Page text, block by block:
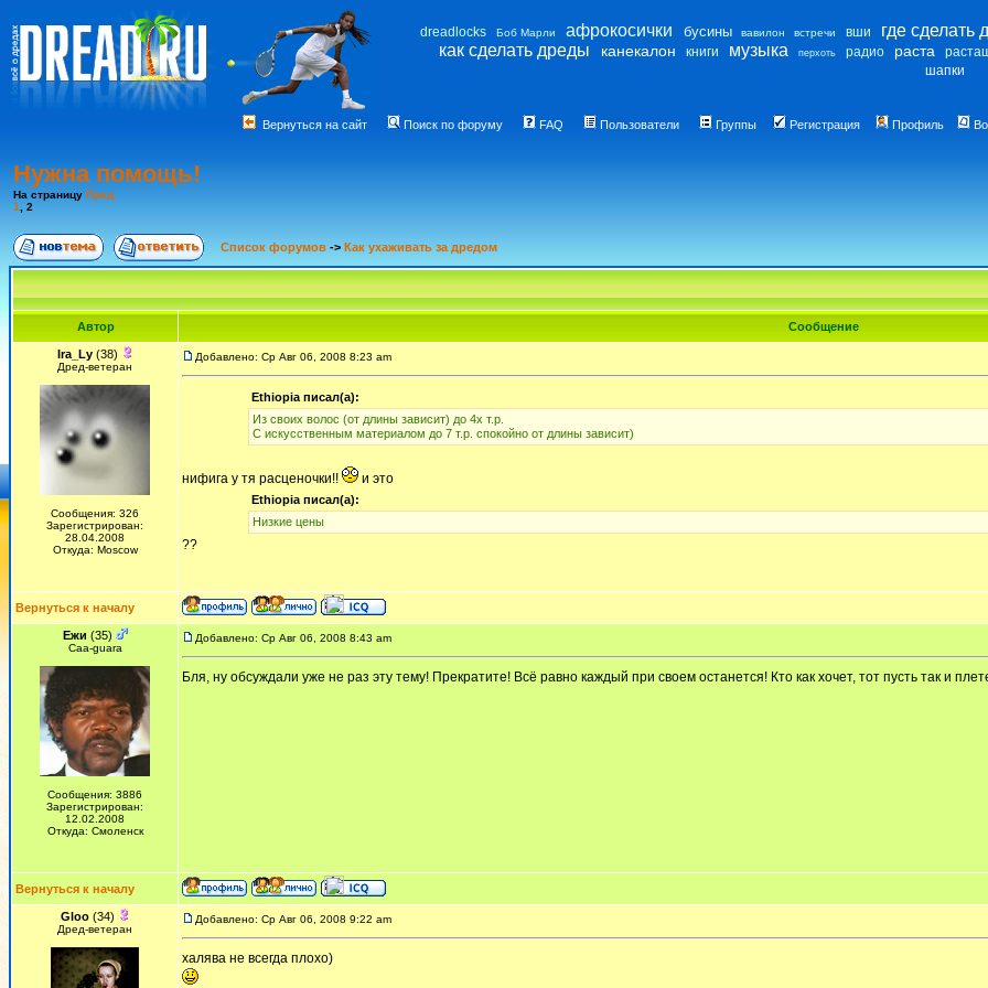
dreadlocks Боб Марли афрокосички бусины вавилон встречи вши
где сделать
как сделать дреды
канекалон книги музыка перхоть радио раста
шапки
Вернуться на сайт Поиск по форуму FAQ Пользователи Группы Регистрация Профиль
Нужна помощь!
На страницу Пред.
1
2
Список форумов -> Как ухаживать за дредом
Автор Сообщение
Ira_Ly(38)
Дред-ветеран
Сообщения: 326
Зарегистрирован:
28.04.2008
Откуда: Moscow
Добавлено: Ср Авг 06, 2008 8:23 am
Ethiopia писал(а):
Из своих волос (от длины зависит) до 4х т.р.
С искусственным материалом до 7 т.р. спокойно от длины зависит)
нифига у тя расценочки!! и это
Ethiopia писал(а):
Низкие цены
??
Вернуться к началу
Ежи (35)
Сaa-guara
Сообщения: 3886
Зарегистрирован:
12.02.2008
Откуда: Смоленск
Добавлено: Ср Авг 06, 2008 8:43 am
Бля, ну обсуждали уже не раз эту тему! Прекратите! Всё равно каждый при своем останется! Кто как хочет, тот пусть так и
Вернуться к началу
Gloo(34)
Дред-ветеран
Добавлено: Ср Авг 06, 2008 9:22 am
халява не всегда плохо)